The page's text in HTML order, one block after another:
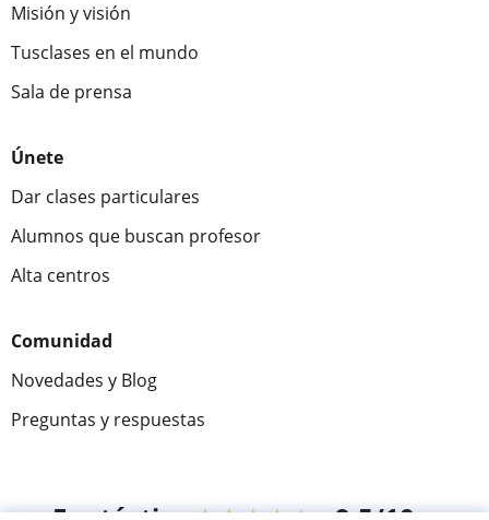
Misión y visión
Tusclases en el mundo
Sala de prensa
Únete
Dar clases particulares
Alumnos que buscan profesor
Alta centros
Comunidad
Novedades y Blog
Preguntas y respuestas